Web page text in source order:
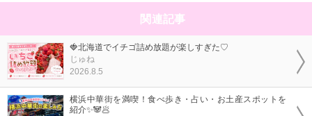
関連記事
🍓北海道でイチゴ詰め放題が楽しすぎた♡
じゅね
2026.8.5
横浜中華街を満喫！食べ歩き・占い・お土産スポットを
紹介✨🐼🥟